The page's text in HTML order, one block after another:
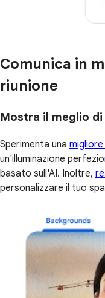
Comunica in
riunione
Mostra il meglio
Sperimenta una
un'illuminazione
basato sull'AI. Inoltre,
personalizzare il tuo